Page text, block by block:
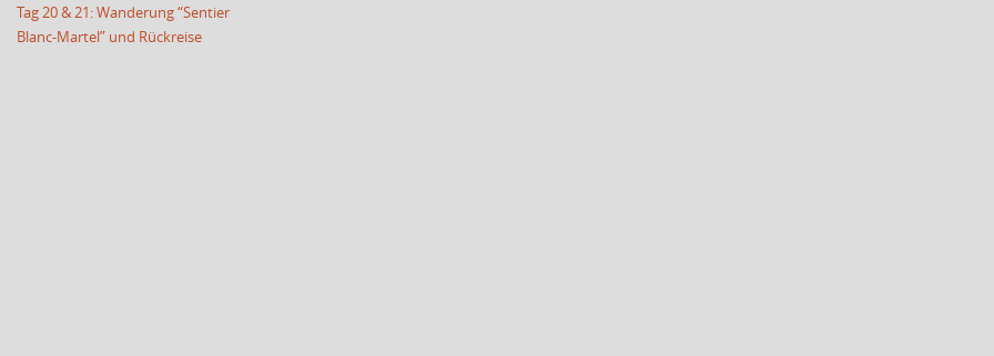
Tag 20 & 21: Wanderung “Sentier
Blanc-Martel” und Rückreise